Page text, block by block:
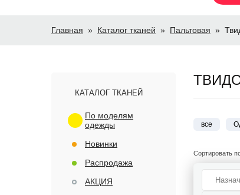
Главная » Каталог тканей » Пальтовая »
КАТАЛОГ ТКАНЕЙ
По моделям
одежды
Новинки
Распродажа
АКЦИЯ
все
Сортировать